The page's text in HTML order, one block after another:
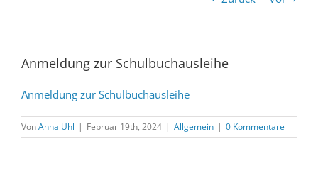
Anmeldung zur Schulbuchausleihe
Anmeldung zur Schulbuchausleihe
VonAnna Uhl | Februar 19th, 2024 | Allgemein | 0 Kommentare